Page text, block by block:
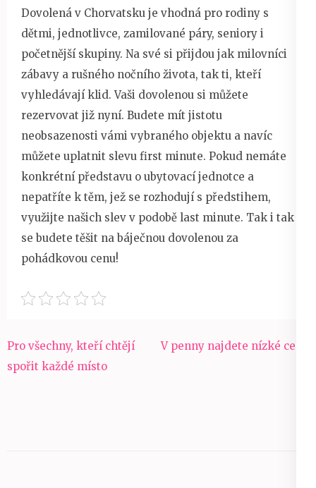
Dovolená v Chorvatsku je vhodná pro rodiny s
dětmi, jednotlivce, zamilované páry, seniory i
početnější skupiny. Na své si přijdou jak milovníci
zábavy a rušného nočního života, tak ti, kteří
vyhledávají klid. Vaši dovolenou si můžete
rezervovat již nyní. Budete mít jistotu
neobsazenosti vámi vybraného objektu a navíc
můžete uplatnit slevu first minute. Pokud nemáte
konkrétní představu o ubytovací jednotce a
nepatříte k těm, jež se rozhodují s předstihem,
využijte našich slev v podobě last minute. Tak i tak
se budete těšit na báječnou dovolenou za
pohádkovou cenu!
Navigace
pro
Pro všechny, kteří chtějí
spořit každé místo
V penny najdete nízké ceny